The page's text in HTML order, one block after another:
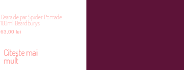
Ceara de par Spider Pomade
100ml Beardburys
63,00 lei
Citește mai
mult